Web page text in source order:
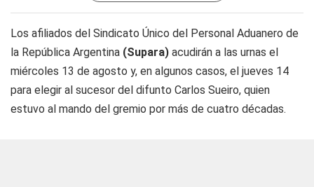
Los afiliados del Sindicato Único del Personal Aduanero de
la República Argentina (Supara) acudirán a las urnas el
miércoles 13 de agosto y, en algunos casos, el jueves 14
para elegir al sucesor del difunto Carlos Sueiro, quien
estuvo al mando del gremio por más de cuatro décadas.